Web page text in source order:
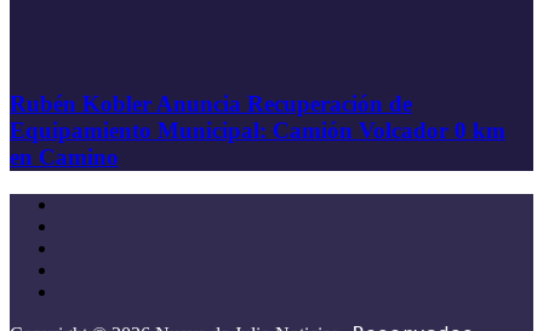
Rubén Kobler Anuncia Recuperación de
Equipamiento Municipal: Camión Volcador 0 km
en Camino